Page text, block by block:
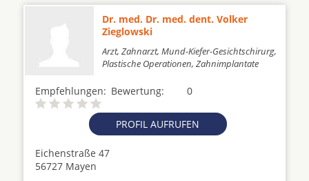
Dr. med. Dr. med. dent. Volker
Zieglowski
Arzt, Zahnarzt, Mund-Kiefer-Gesichtschirurg,
Plastische Operationen, Zahnimplantate
Empfehlungen: 0
Bewertung:
PROFIL AUFRUFEN
Eichenstraße 47
56727 Mayen